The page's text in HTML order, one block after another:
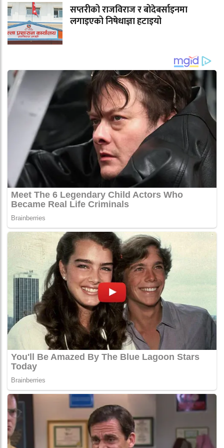
सप्तरीको राजविराज र बोदेबर्साइनमा
लगाइएको निषेधाज्ञा हटाइयो